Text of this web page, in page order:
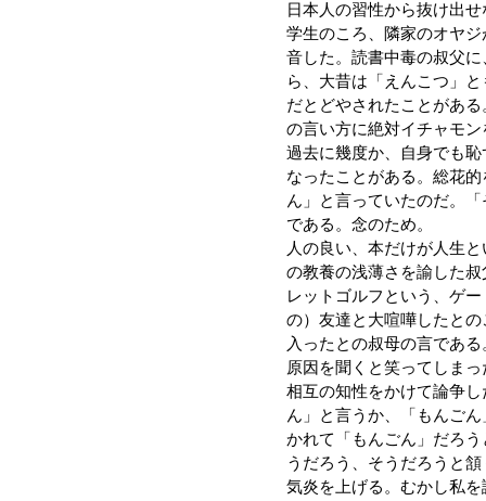
日本人の習性から抜け出
学生のころ、隣家のオヤ
音した。読書中毒の叔父
ら、大昔は「えんこつ」
だとどやされたことがあ
の言い方に絶対イチャモ
過去に幾度か、自身でも
なったことがある。総花
ん」と言っていたのだ。
である。念のため。
人の良い、本だけが人生
の教養の浅薄さを諭した
レットゴルフという、ゲ
の）友達と大喧嘩したと
入ったとの叔母の言であ
原因を聞くと笑ってしま
相互の知性をかけて論争
ん」と言うか、「もんご
かれて「もんごん」だろ
うだろう、そうだろうと
気炎を上げる。むかし私